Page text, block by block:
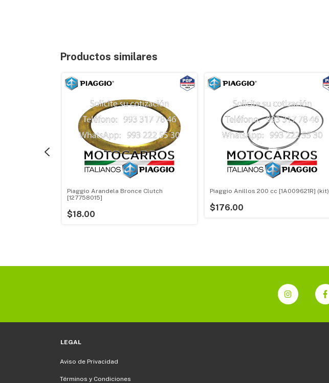
Productos similares
Piaggio Arandela Bronce Clutch
[127758015]
$18.00
Piaggio Anillos 200 cc [1A009621R] (kit)
$176.00
LEGAL
Aviso de Privacidad
Términos y Condiciones